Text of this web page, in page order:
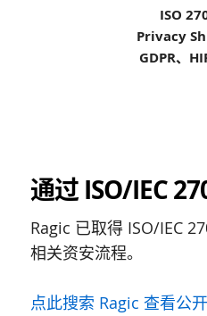
ISO
Privacy
GDPR、
通过 ISO/IEC
Ragic 已取得 ISO/IEC
相关资安流程。
点此搜索 Ragic 查看公